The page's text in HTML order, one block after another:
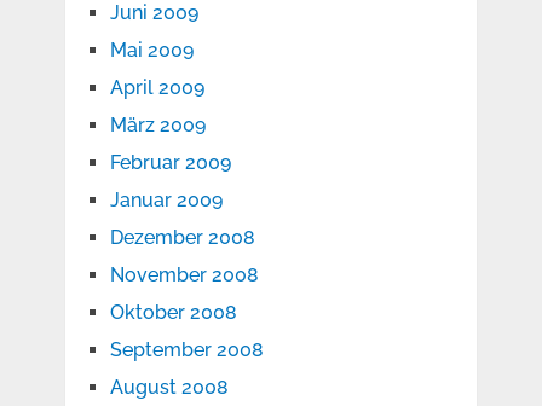
Juni 2009
Mai 2009
April 2009
März 2009
Februar 2009
Januar 2009
Dezember 2008
November 2008
Oktober 2008
September 2008
August 2008